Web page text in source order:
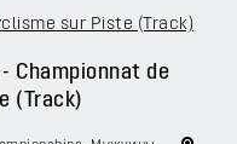
sur Piste (Track)
Championnat de
(Track)